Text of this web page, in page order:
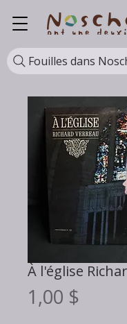
Fouilles dans
À l'église
1,00 $